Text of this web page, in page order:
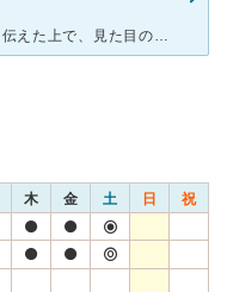
自分が見た目と金額を気にしてることを伝えた上で、見た目の綺麗さと保険適用外か適用かを選べ、適用内でも見た目重視か保ち重視か説明して選ばせてくれました。とにかくICをしっかりやってくれる印象です。 難
木 金 土 日 祝